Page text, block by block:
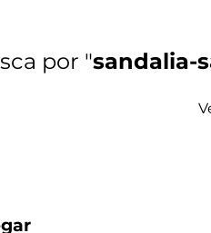
sandalia-